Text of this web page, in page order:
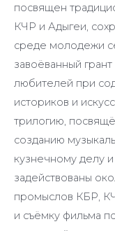
посвящен
КЧР и Адыгеи,
среде молодежи
завоёванный
любителей при
историков и
трилогию,
созданию
кузнечному делу
задействованы
промыслов КБР,
и съёмку фильма